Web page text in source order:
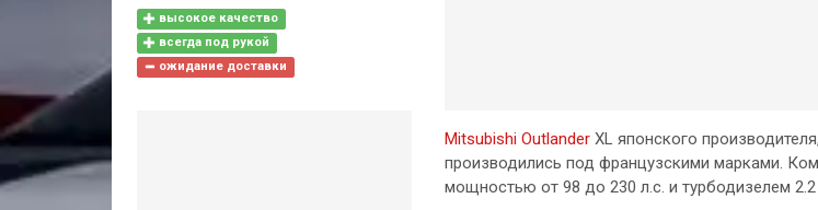
Mitsubishi OutlanderXL японского
производились под французскими марками.
мощностью от 98 до 230 л.с. и турбодизелем 2.2
высокое качество
всегда под рукой
ожидание доставки